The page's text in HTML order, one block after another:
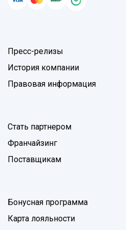
Пресс-релизы
История компании
Правовая информация
Стать партнером
Франчайзинг
Поставщикам
Бонусная программа
Карта лояльности